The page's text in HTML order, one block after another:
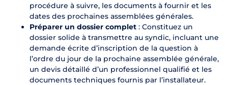
procédure à suivre, les documents à fournir et les
dates des prochaines assemblées générales.
Préparer un dossier complet: Constituez un
dossier solide à transmettre au syndic, incluant une
demande écrite d’inscription de la question à
l’ordre du jour de la prochaine assemblée générale,
un devis détaillé d’un professionnel qualifié et les
documents techniques fournis par l’installateur.